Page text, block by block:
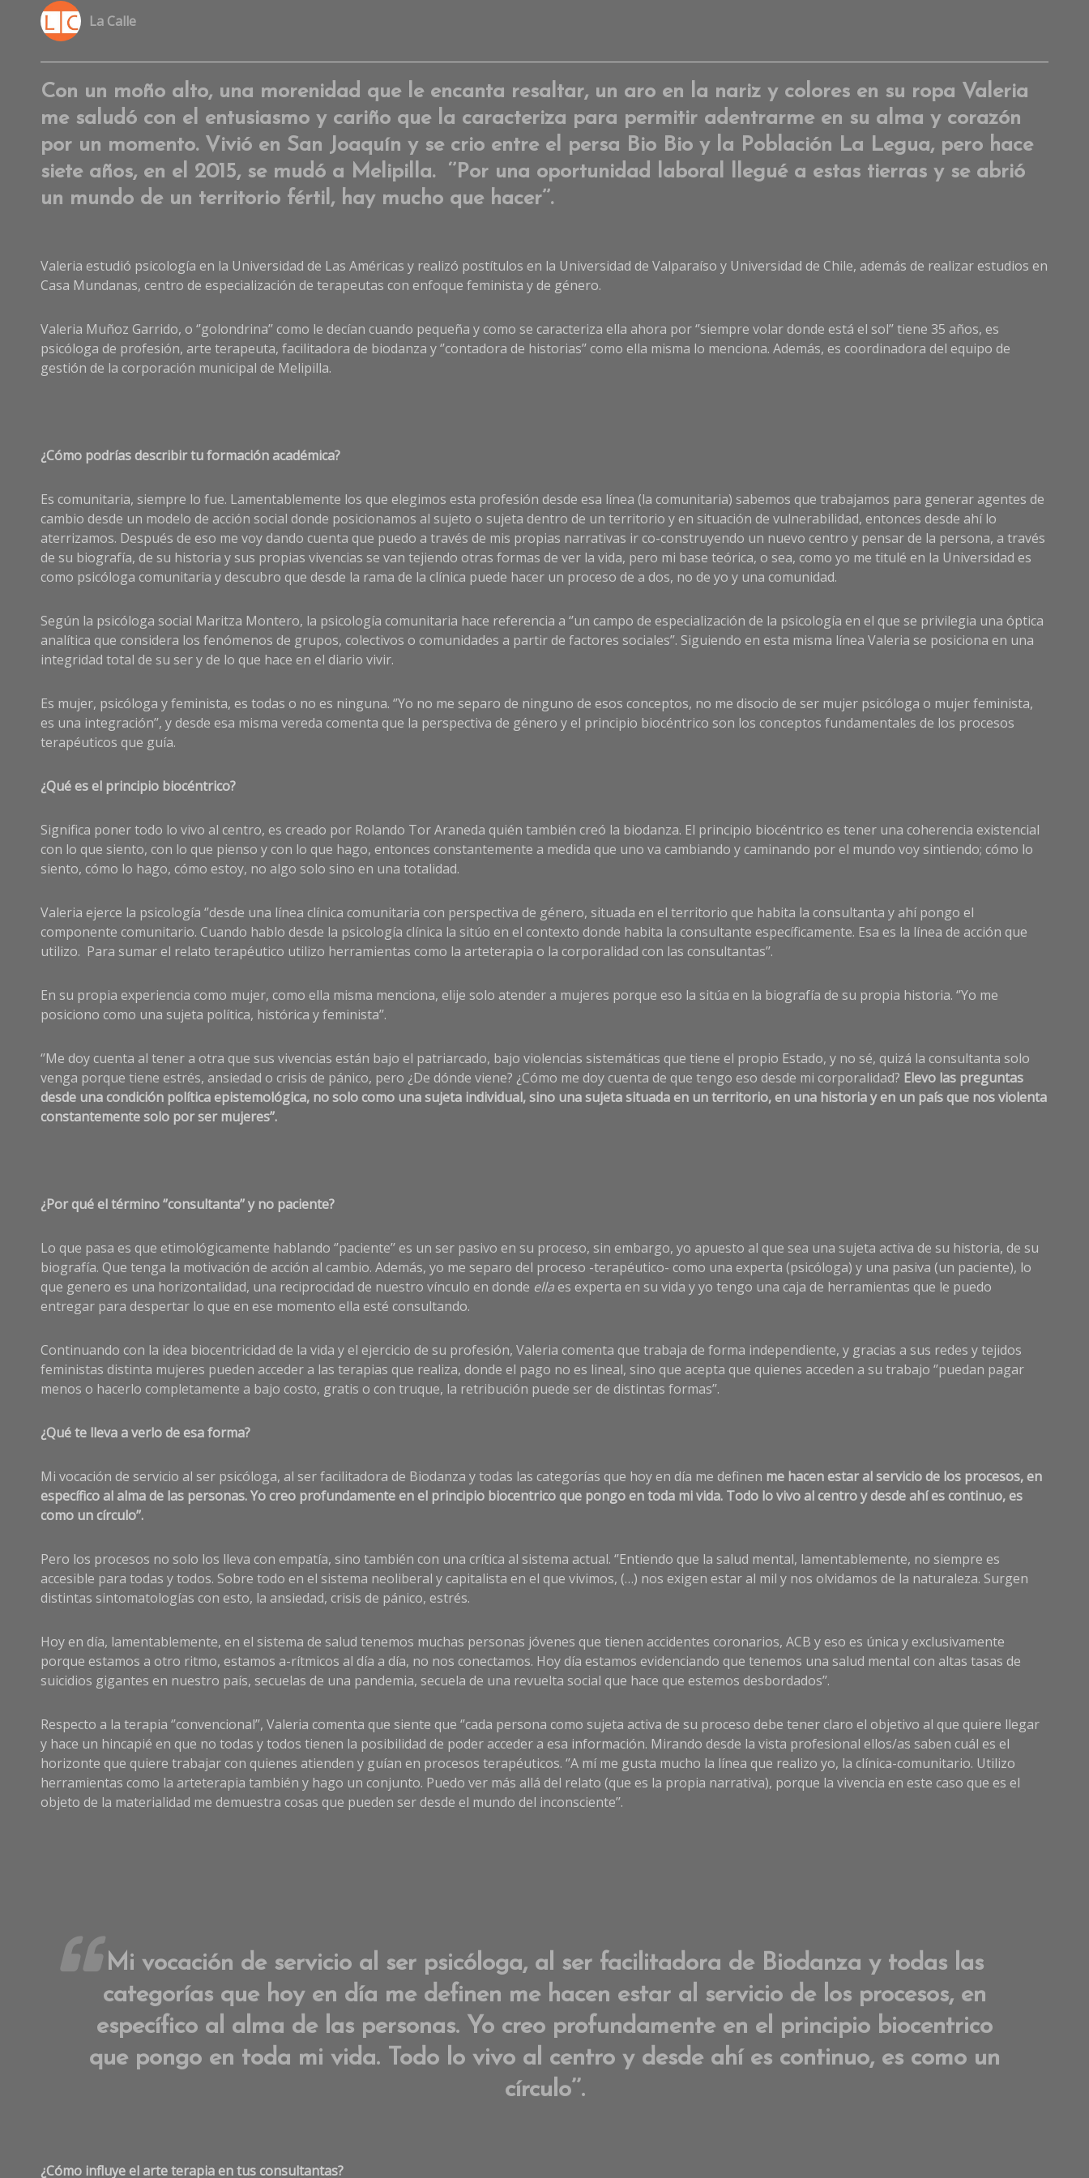
La Calle
Con un moño alto, una morenidad que le encanta resaltar, un aro en la nariz y colores en su ropa Valeria
me saludó con el entusiasmo y cariño que la caracteriza para permitir adentrarme en su alma y corazón
por un momento. Vivió en San Joaquín y se crio entre el persa Bio Bio y la Población La Legua, pero hace
siete años, en el 2015, se mudó a Melipilla. ‘’Por una oportunidad laboral llegué a estas tierras y se abrió
un mundo de un territorio fértil, hay mucho que hacer’’.
Valeria estudió psicología en la Universidad de Las Américas y realizó postítulos en la Universidad de Valparaíso y Universidad de Chile, además de realizar estudios en
Casa Mundanas, centro de especialización de terapeutas con enfoque feminista y de género.
Valeria Muñoz Garrido, o ‘’golondrina’’ como le decían cuando pequeña y como se caracteriza ella ahora por ‘’siempre volar donde está el sol’’ tiene 35 años, es
psicóloga de profesión, arte terapeuta, facilitadora de biodanza y ‘’contadora de historias’’ como ella misma lo menciona. Además, es coordinadora del equipo de
gestión de la corporación municipal de Melipilla.
¿Cómo podrías describir tu formación académica?
Es comunitaria, siempre lo fue. Lamentablemente los que elegimos esta profesión desde esa línea (la comunitaria) sabemos que trabajamos para generar agentes de
cambio desde un modelo de acción social donde posicionamos al sujeto o sujeta dentro de un territorio y en situación de vulnerabilidad, entonces desde ahí lo
aterrizamos. Después de eso me voy dando cuenta que puedo a través de mis propias narrativas ir co-construyendo un nuevo centro y pensar de la persona, a través
de su biografía, de su historia y sus propias vivencias se van tejiendo otras formas de ver la vida, pero mi base teórica, o sea, como yo me titulé en la Universidad es
como psicóloga comunitaria y descubro que desde la rama de la clínica puede hacer un proceso de a dos, no de yo y una comunidad.
Según la psicóloga social Maritza Montero, la psicología comunitaria hace referencia a ‘’un campo de especialización de la psicología en el que se privilegia una óptica
analítica que considera los fenómenos de grupos, colectivos o comunidades a partir de factores sociales’’. Siguiendo en esta misma línea Valeria se posiciona en una
integridad total de su ser y de lo que hace en el diario vivir.
Es mujer, psicóloga y feminista, es todas o no es ninguna. ‘’Yo no me separo de ninguno de esos conceptos, no me disocio de ser mujer psicóloga o mujer feminista,
es una integración’’, y desde esa misma vereda comenta que la perspectiva de género y el principio biocéntrico son los conceptos fundamentales de los procesos
terapéuticos que guía.
¿Qué es el principio biocéntrico?
Significa poner todo lo vivo al centro, es creado por Rolando Tor Araneda quién también creó la biodanza. El principio biocéntrico es tener una coherencia existencial
con lo que siento, con lo que pienso y con lo que hago, entonces constantemente a medida que uno va cambiando y caminando por el mundo voy sintiendo; cómo lo
siento, cómo lo hago, cómo estoy, no algo solo sino en una totalidad.
Valeria ejerce la psicología ‘’desde una línea clínica comunitaria con perspectiva de género, situada en el territorio que habita la consultanta y ahí pongo el
componente comunitario. Cuando hablo desde la psicología clínica la sitúo en el contexto donde habita la consultante específicamente. Esa es la línea de acción que
utilizo. Para sumar el relato terapéutico utilizo herramientas como la arteterapia o la corporalidad con las consultantas’’.
En su propia experiencia como mujer, como ella misma menciona, elije solo atender a mujeres porque eso la sitúa en la biografía de su propia historia. ‘’Yo me
posiciono como una sujeta política, histórica y feminista’’.
‘’Me doy cuenta al tener a otra que sus vivencias están bajo el patriarcado, bajo violencias sistemáticas que tiene el propio Estado, y no sé, quizá la consultanta solo
venga porque tiene estrés, ansiedad o crisis de pánico, pero ¿De dónde viene? ¿Cómo me doy cuenta de que tengo eso desde mi corporalidad? Elevo las preguntas
desde una condición política epistemológica, no solo como una sujeta individual, sino una sujeta situada en un territorio, en una historia y en un país que nos violenta
constantemente solo por ser mujeres’’.
¿Por qué el término ‘’consultanta’’ y no paciente?
Lo que pasa es que etimológicamente hablando ‘’paciente’’ es un ser pasivo en su proceso, sin embargo, yo apuesto al que sea una sujeta activa de su historia, de su
biografía. Que tenga la motivación de acción al cambio. Además, yo me separo del proceso -terapéutico- como una experta (psicóloga) y una pasiva (un paciente), lo
que genero es una horizontalidad, una reciprocidad de nuestro vínculo en donde ella es experta en su vida y yo tengo una caja de herramientas que le puedo
entregar para despertar lo que en ese momento ella esté consultando.
Continuando con la idea biocentricidad de la vida y el ejercicio de su profesión, Valeria comenta que trabaja de forma independiente, y gracias a sus redes y tejidos
feministas distinta mujeres pueden acceder a las terapias que realiza, donde el pago no es lineal, sino que acepta que quienes acceden a su trabajo ‘’puedan pagar
menos o hacerlo completamente a bajo costo, gratis o con truque, la retribución puede ser de distintas formas’’.
¿Qué te lleva a verlo de esa forma?
Mi vocación de servicio al ser psicóloga, al ser facilitadora de Biodanza y todas las categorías que hoy en día me definen me hacen estar al servicio de los procesos, en
específico al alma de las personas. Yo creo profundamente en el principio biocentrico que pongo en toda mi vida. Todo lo vivo al centro y desde ahí es continuo, es
como un círculo’’.
Pero los procesos no solo los lleva con empatía, sino también con una crítica al sistema actual. ‘’Entiendo que la salud mental, lamentablemente, no siempre es
accesible para todas y todos. Sobre todo en el sistema neoliberal y capitalista en el que vivimos, (…) nos exigen estar al mil y nos olvidamos de la naturaleza. Surgen
distintas sintomatologías con esto, la ansiedad, crisis de pánico, estrés.
Hoy en día, lamentablemente, en el sistema de salud tenemos muchas personas jóvenes que tienen accidentes coronarios, ACB y eso es única y exclusivamente
porque estamos a otro ritmo, estamos a-rítmicos al día a día, no nos conectamos. Hoy día estamos evidenciando que tenemos una salud mental con altas tasas de
suicidios gigantes en nuestro país, secuelas de una pandemia, secuela de una revuelta social que hace que estemos desbordados’’.
Respecto a la terapia ‘’convencional’’, Valeria comenta que siente que ‘’cada persona como sujeta activa de su proceso debe tener claro el objetivo al que quiere llegar
y hace un hincapié en que no todas y todos tienen la posibilidad de poder acceder a esa información. Mirando desde la vista profesional ellos/as saben cuál es el
horizonte que quiere trabajar con quienes atienden y guían en procesos terapéuticos. ‘’A mí me gusta mucho la línea que realizo yo, la clínica-comunitario. Utilizo
herramientas como la arteterapia también y hago un conjunto. Puedo ver más allá del relato (que es la propia narrativa), porque la vivencia en este caso que es el
objeto de la materialidad me demuestra cosas que pueden ser desde el mundo del inconsciente’’.
Mi vocación de servicio al ser psicóloga, al ser facilitadora de Biodanza y todas las
categorías que hoy en día me definen me hacen estar al servicio de los procesos, en
específico al alma de las personas. Yo creo profundamente en el principio biocentrico
que pongo en toda mi vida. Todo lo vivo al centro y desde ahí es continuo, es como un
círculo’’.
¿Cómo influye el arte terapia en tus consultantas?